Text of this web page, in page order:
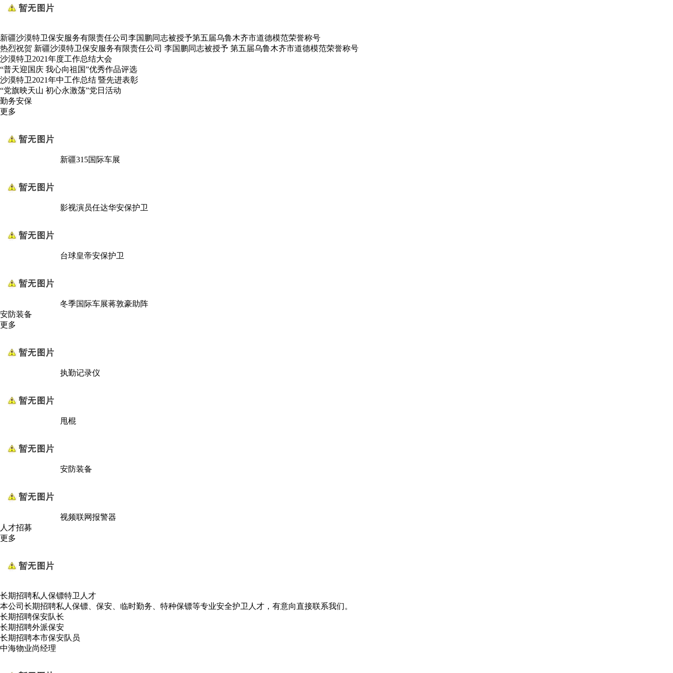
新疆沙漠特卫保安服务有限责任公司李国鹏同志被授予第五届乌鲁木齐市道德模范荣誉称号
热烈祝贺 新疆沙漠特卫保安服务有限责任公司 李国鹏同志被授予 第五届乌鲁木齐市道德模范荣誉称号
沙漠特卫2021年度工作总结大会
“普天迎国庆 我心向祖国”优秀作品评选
沙漠特卫2021年中工作总结 暨先进表彰
“党旗映天山 初心永激荡”党日活动
勤务安保
更多
新疆315国际车展
影视演员任达华安保护卫
台球皇帝安保护卫
冬季国际车展蒋敦豪助阵
安防装备
更多
执勤记录仪
甩棍
安防装备
视频联网报警器
人才招募
更多
长期招聘私人保镖特卫人才
本公司长期招聘私人保镖、保安、临时勤务、特种保镖等专业安全护卫人才，有意向直接联系我们。
长期招聘保安队长
长期招聘外派保安
长期招聘本市保安队员
中海物业尚经理